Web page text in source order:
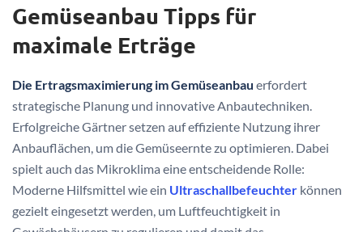
Gemüseanbau Tipps für
maximale Erträge
Die Ertragsmaximierung im Gemüseanbau erfordert
strategische Planung und innovative Anbautechniken.
Erfolgreiche Gärtner setzen auf effiziente Nutzung ihrer
Anbauflächen, um die Gemüseernte zu optimieren. Dabei
spielt auch das Mikroklima eine entscheidende Rolle:
Moderne Hilfsmittel wie ein Ultraschallbefeuchter können
gezielt eingesetzt werden, um Luftfeuchtigkeit in